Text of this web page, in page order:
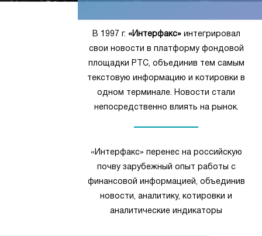
В 1997 г. «Интерфакс»интегрировал
свои новости в платформу фондовой
площадки РТС, объединив тем самым
текстовую информацию и котировки в
одном терминале. Новости стали
непосредственно влиять на рынок.
«Интерфакс» перенес на российскую
почву зарубежный опыт работы с
финансовой информацией, объединив
новости, аналитику, котировки и
аналитические индикаторы